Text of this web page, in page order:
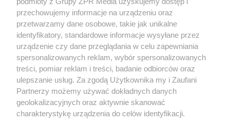
sprawdź, jaki masz typ osobowości
ZOBACZ WIĘCEJ
przechowujemy informacje na urządzeniu oraz
przetwarzamy dane osobowe, takie jak unikalne
identyfikatory, standardowe informacje wysyłane przez
urządzenie czy dane przeglądania w celu zapewniania
spersonalizowanych reklam, wybór spersonalizowanych
treści, pomiar reklam i treści, badanie odbiorców oraz
ulepszanie usług. Za zgodą Użytkownika my i Zaufani
Partnerzy możemy używać dokładnych danych
geolokalizacyjnych oraz aktywnie skanować
charakterystykę urządzenia do celów identyfikacji.